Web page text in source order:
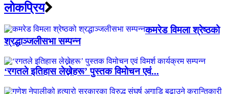
लाेकप्रिय
कमरेड विमला श्रेष्ठको
श्रद्धाञ्जलीसभा सम्पन्न
‘रगतले इतिहास लेख्नेहरू’ पुस्तक विमोचन एवं...